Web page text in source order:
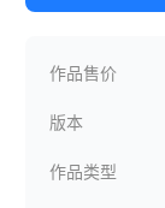
作品售价
版本
作品类型